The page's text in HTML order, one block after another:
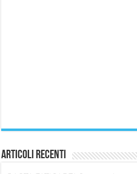
Articoli Recenti